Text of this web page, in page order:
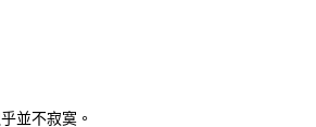
並不寂寞。